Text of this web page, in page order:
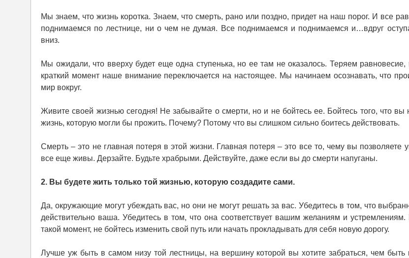
Мы знаем, что жизнь коротка. Знаем, что смерть, рано или поздно, придет на наш порог. И все
поднимаемся по лестнице, ни о чем не думая. Все поднимаемся и поднимаемся и…вдруг
вниз.
Мы ожидали, что вверху будет еще одна ступенька, но ее там не оказалось. Теряем равновесие,
краткий момент наше внимание переключается на настоящее. Мы начинаем осознавать, что
мир вокруг.
Живите своей жизнью сегодня! Не забывайте о смерти, но и не бойтесь ее. Бойтесь того, что вы
жизнь, которую могли бы прожить. Почему? Потому что вы слишком сильно боитесь действовать.
Смерть – это не главная потеря в этой жизни. Главная потеря – это все то, чему вы позволяете
все еще живы. Дерзайте. Будьте храбрыми. Действуйте, даже если вы до смерти напуганы.
2. Вы будете жить только той жизнью, которую создадите сами.
Да, окружающие могут убеждать вас, но они не могут решать за вас. Убедитесь в том, что
действительно ваша. Убедитесь в том, что она соответствует вашим желаниям и устремлениям.
такой момент, не бойтесь изменить свой путь или начать прокладывать для себя новую дорогу.
Лучше уж быть в самом низу той лестницы, на вершину которой вы хотите забраться, чем быть